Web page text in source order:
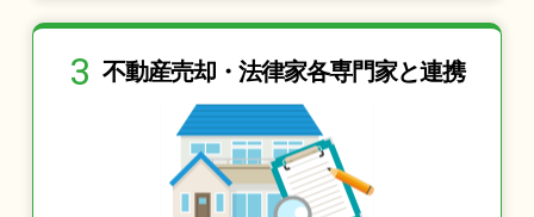
3 不動産売却・法律家各専門家と連携